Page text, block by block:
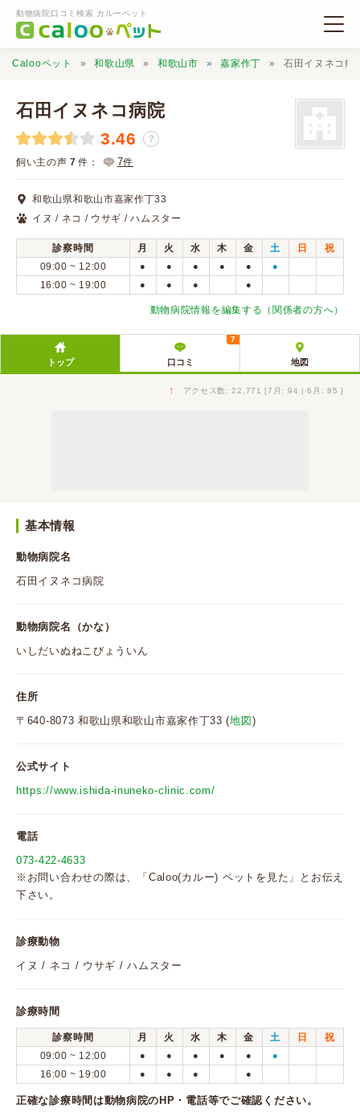
動物病院口コミ検索 カルーペット
動物病院検索
口コミ検索
Calooペットとは？
Calooペット 和歌山県 和歌山市 嘉家作丁 石田イヌネコ病
石田イヌネコ病院
3.46 ？
飼い主の声 7 件： 7件
和歌山県和歌山市嘉家作丁33
イヌ / ネコ / ウサギ / ハムスター
診察時間 月 火 水 木 金 土 日
祝
09:00 ~ 12:00
● ● ● ● ● ●
16:00 ~ 19:00 ● ● ● ●
動物病院情報を編集する（関係者の方へ）
トップ 口コミ
7
地図
↑ アクセス数: 22,771 [7月: 94 | 6月: 85 ]
基本情報
動物病院名
石田イヌネコ病院
動物病院名（かな）
いしだいぬねこびょういん
住所
〒640-8073 和歌山県和歌山市嘉家作丁33 (地図 )
公式サイト
https://www.ishida-inuneko-clinic.com/
電話
073-422-4633
※お問い合わせの際は、「Caloo(カルー) ペットを見た」とお伝え
下さい。
診療動物
イヌ / ネコ / ウサギ / ハムスター
診療時間
診察時間 月 火 水 木 金 土 日
祝
09:00 ~ 12:00
● ● ● ● ● ●
16:00 ~ 19:00 ● ● ● ●
正確な診療時間は動物病院のHP・電話等でご確認ください。